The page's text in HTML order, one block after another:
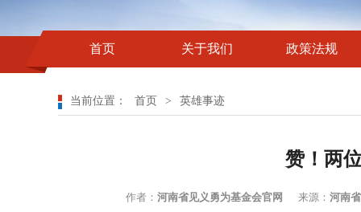
首页 关于我们 政策法规
当前位置： 首页 > 英雄事迹
赞！两
作者： 河南省见义勇为基金会官网 来源： 河南